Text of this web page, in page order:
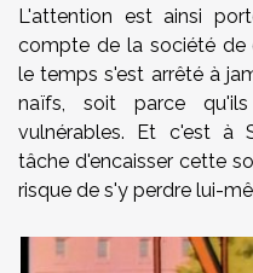
L'attention est ainsi
compte de la société de
le temps s'est arrêté à
naïfs, soit parce
vulnérables. Et c'est à
tâche d'encaisser cette
risque de s'y perdre lui-